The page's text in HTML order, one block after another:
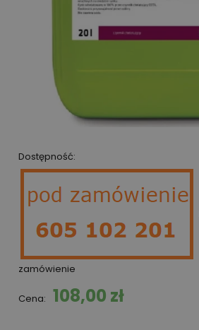
Dostępność:
zamówienie
Cena: 108,00 zł